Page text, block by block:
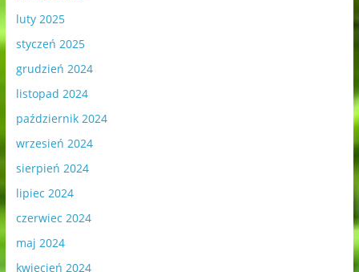
luty 2025
styczeń 2025
grudzień 2024
listopad 2024
październik 2024
wrzesień 2024
sierpień 2024
lipiec 2024
czerwiec 2024
maj 2024
kwiecień 2024